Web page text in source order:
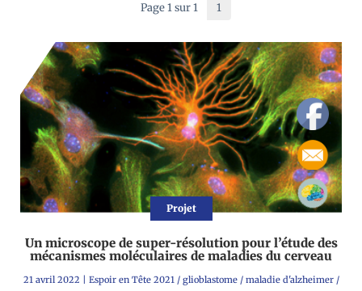
Page 1 sur 1 1
Projet
Un microscope de super-résolution pour l’étude des
mécanismes moléculaires de maladies du cerveau
21 avril 2022 | Espoir en Tête 2021 / glioblastome/ maladie d'alzheimer/